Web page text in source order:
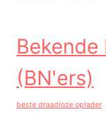
(BN'ers)
beste draadloze oplader